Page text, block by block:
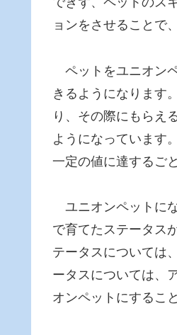
ョンをさせることで
ペットをユニオン
きるようになります
り、その際にもらえ
ようになっています
一定の値に達するご
ユニオンペットに
で育てたステータス
テータスについては
ータスについては、
オンペットにするこ